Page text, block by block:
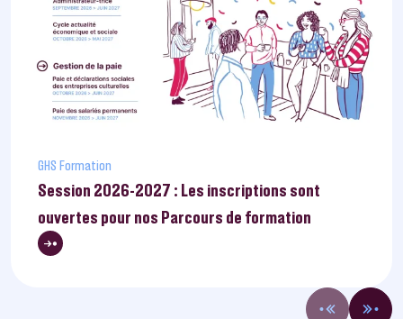
GHS Formation
Session 2026-2027 : Les inscriptions sont
ouvertes pour nos Parcours de formation